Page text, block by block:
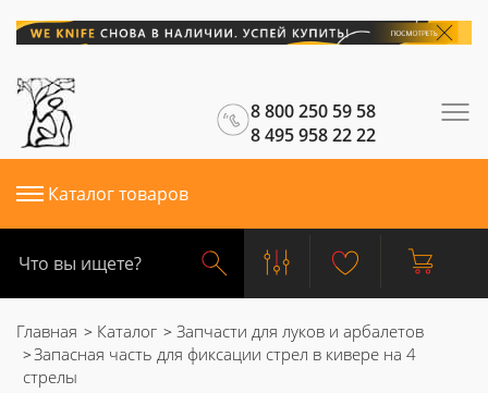
8 800 250 59 58
8 495 958 22 22
Каталог товаров
Главная Каталог
Запчасти для луков и арбалетов
Запасная часть для фиксации стрел в кивере на 4
стрелы